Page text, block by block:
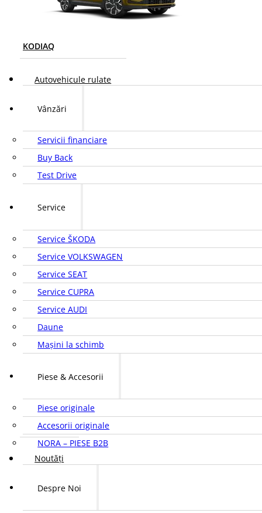
KODIAQ
Autovehicule rulate
Vânzări
Servicii financiare
Buy Back
Test Drive
Service
Service ŠKODA
Service VOLKSWAGEN
Service SEAT
Service CUPRA
Service AUDI
Daune
Mașini la schimb
Piese & Accesorii
Piese originale
Accesorii originale
NORA – PIESE B2B
Noutăți
Despre Noi